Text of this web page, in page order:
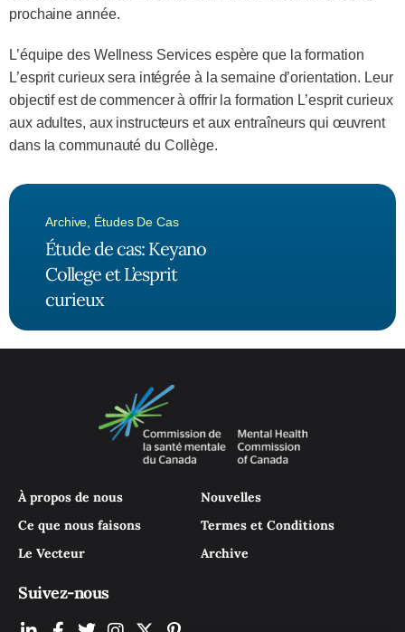
prochaine année.
L’équipe des Wellness Services espère que la formation
L’esprit curieux sera intégrée à la semaine d’orientation. Leur
objectif est de commencer à offrir la formation L’esprit curieux
aux adultes, aux instructeurs et aux entraîneurs qui œuvrent
dans la communauté du Collège.
Archive Études De Cas
Étude de cas: Keyano
College et L’esprit
curieux
À propos de nous
Ce que nous faisons
Le Vecteur
Nouvelles
Termes et Conditions
Archive
Suivez-nous